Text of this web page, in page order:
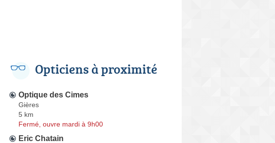
Opticiens à proximité
Optique des Cimes
Gières
5 km
Fermé, ouvre mardi à 9h00
Eric Chatain